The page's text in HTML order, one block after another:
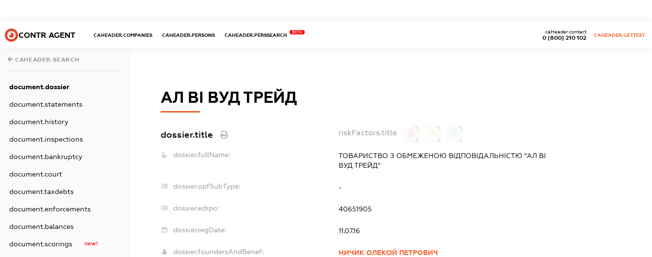
CONTR AGENT CAHEADER.COMPANIES CAHEADER.PERSONS CAHEADER.PERSSEARCH
BETA
0 (800) 210 102
caHeader.contact
CAHEADER.GETTEST
CAHEADER.SEARCH
document.dossier
document.statements
document.history
document.inspections
document.bankruptcy
document.court
document.taxdebts
document.enforcements
document.balances
document.scorings new!
АЛ ВІ ВУД ТРЕЙД
dossier.title riskFactors.title
dossier.fullName:
ТОВАРИСТВО З ОБМЕЖЕНОЮ ВІДПОВІДАЛЬНІСТЮ "АЛ ВІ
ВУД ТРЕЙД"
dossier.opfSubType: -
dossier.edrpo: 40651905
dossier.regDate: 11.07.16
dossier.foundersAndBenef:
НИЧИК ОЛЕКСІЙ ПЕТРОВИЧ